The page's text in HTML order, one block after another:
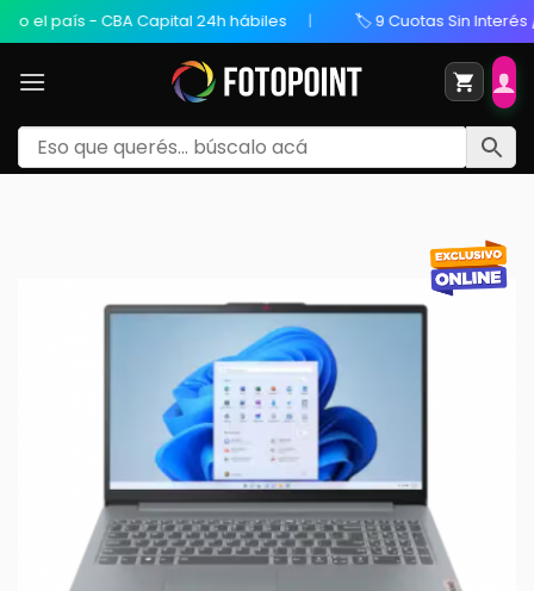
país - CBA Capital 24h hábiles 🏷️ 9 Cuotas Sin Interés /